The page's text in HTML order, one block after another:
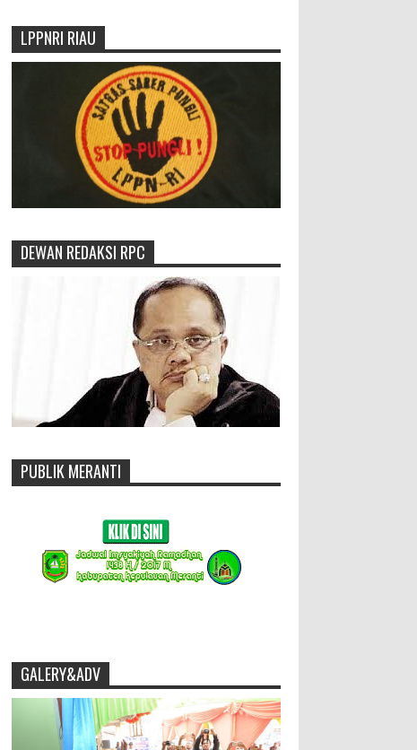
LPPNRI RIAU
DEWAN REDAKSI RPC
PUBLIK MERANTI
GALERY&ADV